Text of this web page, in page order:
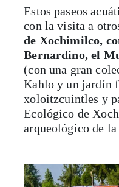
Estos paseos
con la visita a
de Xochimilco,
Bernardino, el
(con una gran
Kahlo y un jardín
xoloitzcuintles y
Ecológico de
arqueológico de la